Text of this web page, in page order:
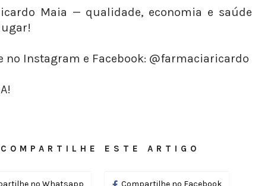
Maia — qualidade, economia e saúde
no Instagram e Facebook: @farmaciaricardo
COMPARTILHE ESTE ARTIGO
no Whatsapp Compartilhe no Facebook